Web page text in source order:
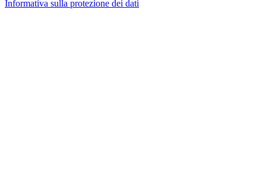
Informativa sulla protezione dei dati